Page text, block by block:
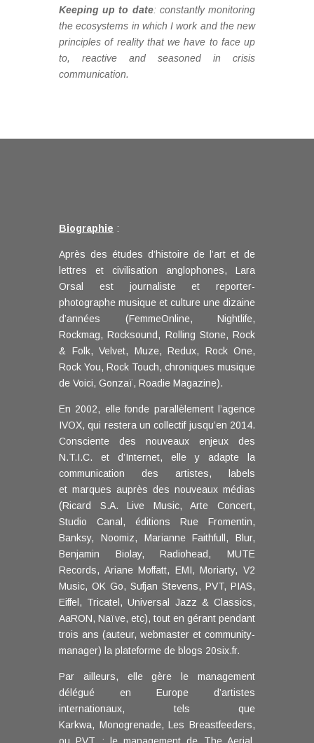
Keeping up to date: constantly monitoring
the ecosystems in which I work and the new
principles of reality that we have to face up
to, reactive and seasoned in crisis
communication.
Biographie :
Après des études d’histoire de l’art et de
lettres et civilisation anglophones, Lara
Orsal est journaliste et reporter-
photographe musique et culture une dizaine
d’années (FemmeOnline, Nightlife,
Rockmag, Rocksound, Rolling Stone, Rock
& Folk, Velvet, Muze, Redux, Rock One,
Rock You, Rock Touch, chroniques musique
de Voici, Gonzaï, Roadie Magazine).
En 2002, elle fonde parallèlement l’agence
IVOX, qui restera un collectif jusqu’en 2014.
Consciente des nouveaux enjeux des
N.T.I.C. et d’Internet, elle y adapte la
communication des artistes, labels
et marques auprès des nouveaux médias
(Ricard S.A. Live Music, Arte Concert,
Studio Canal, éditions Rue Fromentin,
Banksy, Noomiz, Marianne Faithfull, Blur,
Benjamin Biolay, Radiohead, MUTE
Records, Ariane Moffatt, EMI, Moriarty, V2
Music, OK Go, Sufjan Stevens, PVT, PIAS,
Eiffel, Tricatel, Universal Jazz & Classics,
AaRON, Naïve, etc), tout en gérant pendant
trois ans (auteur, webmaster et community-
manager) la plateforme de blogs 20six.fr.
Par ailleurs, elle gère le management
délégué en Europe d’artistes
internationaux, tels que
Karkwa, Monogrenade, Les Breastfeeders,